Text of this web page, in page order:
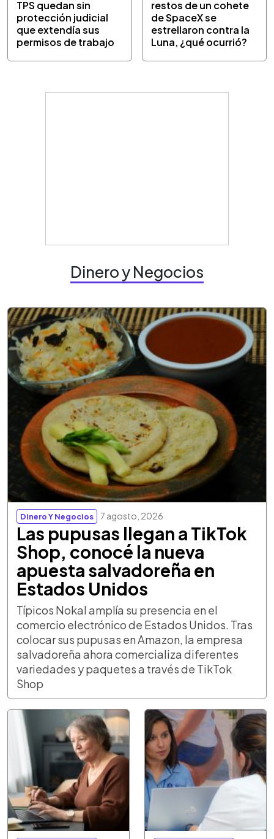
TPS quedan sin
protección judicial
que extendía sus
permisos de trabajo
restos de un cohete
de SpaceX se
estrellaron contra la
Luna, ¿qué ocurrió?
Dinero y Negocios
Dinero Y Negocios 7 agosto, 2026
Las pupusas llegan a TikTok
Shop, conocé la nueva
apuesta salvadoreña en
Estados Unidos
Típicos Nokal amplía su presencia en el
comercio electrónico de Estados Unidos. Tras
colocar sus pupusas en Amazon, la empresa
salvadoreña ahora comercializa diferentes
variedades y paquetes a través de TikTok
Shop